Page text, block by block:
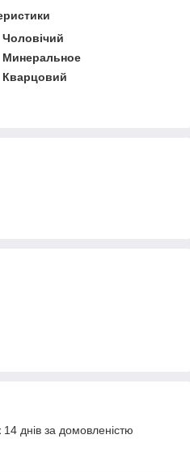
Чоловічий
Минеральное
Кварцовий
днів за домовленістю